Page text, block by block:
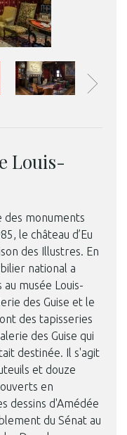
Louis-
des monuments
le château d’Eu
des Illustres. En
national a
musée Louis-
des Guise et le
des tapisseries
des Guise qui
destinée. Il s'agit
et douze
en
dessins d'Amédée
du Sénat au